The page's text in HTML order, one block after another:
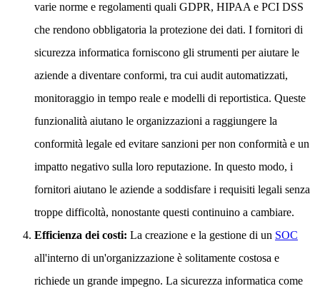
varie norme e regolamenti quali GDPR, HIPAA e PCI DSS
che rendono obbligatoria la protezione dei dati. I fornitori di
sicurezza informatica forniscono gli strumenti per aiutare le
aziende a diventare conformi, tra cui audit automatizzati,
monitoraggio in tempo reale e modelli di reportistica. Queste
funzionalità aiutano le organizzazioni a raggiungere la
conformità legale ed evitare sanzioni per non conformità e un
impatto negativo sulla loro reputazione. In questo modo, i
fornitori aiutano le aziende a soddisfare i requisiti legali senza
troppe difficoltà, nonostante questi continuino a cambiare.
Efficienza dei costi: La creazione e la gestione di un SOC
all'interno di un'organizzazione è solitamente costosa e
richiede un grande impegno. La sicurezza informatica come